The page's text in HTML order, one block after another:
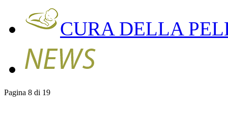
CURA DELLA
Pagina 8 di 19